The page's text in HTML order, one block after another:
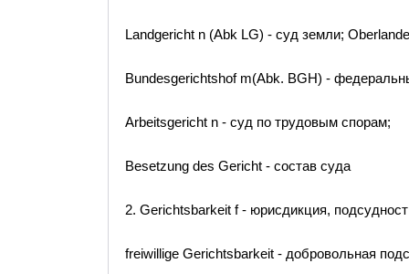
Landgericht n (Abk LG) - суд земли;
Bundesgerichtshof m(Abk. BGH) -
Arbeitsgericht n - суд по трудовым спорам;
Besetzung des Gericht - состав суда
2. Gerichtsbarkeit f - юрисдикция,
freiwillige Gerichtsbarkeit - добровольная